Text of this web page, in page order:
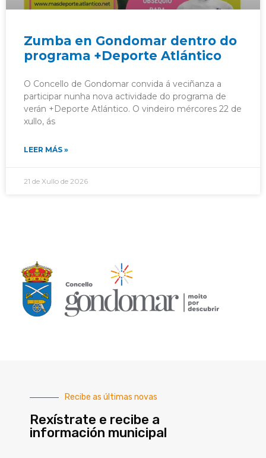
Zumba en Gondomar dentro do
programa +Deporte Atlántico
O Concello de Gondomar convida á veciñanza a
participar nunha nova actividade do programa de
verán +Deporte Atlántico. O vindeiro mércores 22 de
xullo, ás
LEER MÁS »
21 de Xullo de 2026
Recibe as últimas novas
Rexístrate e recibe a
información municipal